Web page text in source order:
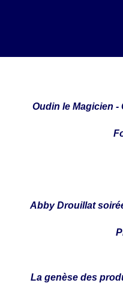
Oudin le Magicien -
Abby Drouillat
La genèse des